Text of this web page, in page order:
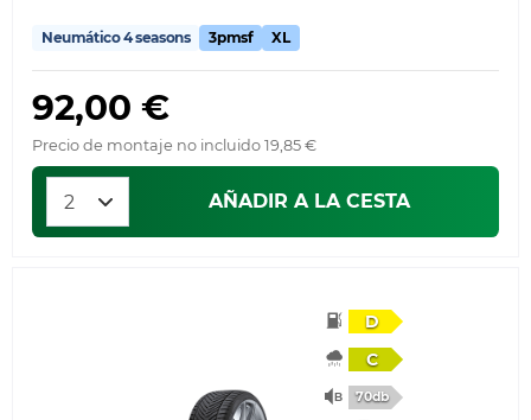
Neumático 4 seasons 3pmsf XL
92,00 €
Precio de montaje no incluido 19,85 €
AÑADIR A LA CESTA
D
C
70db